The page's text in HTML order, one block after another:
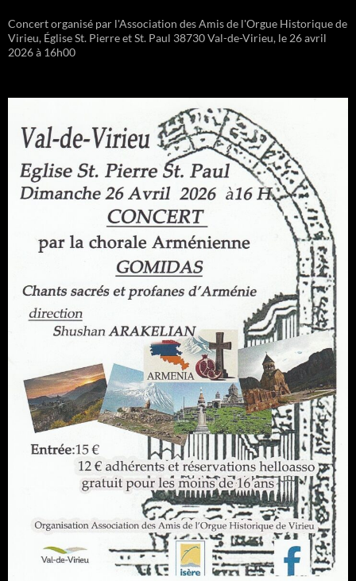
Concert organisé par l'Association des Amis de l'Orgue Historique de
Virieu, Église St. Pierre et St. Paul 38730 Val-de-Virieu, le 26 avril
2026 à 16h00